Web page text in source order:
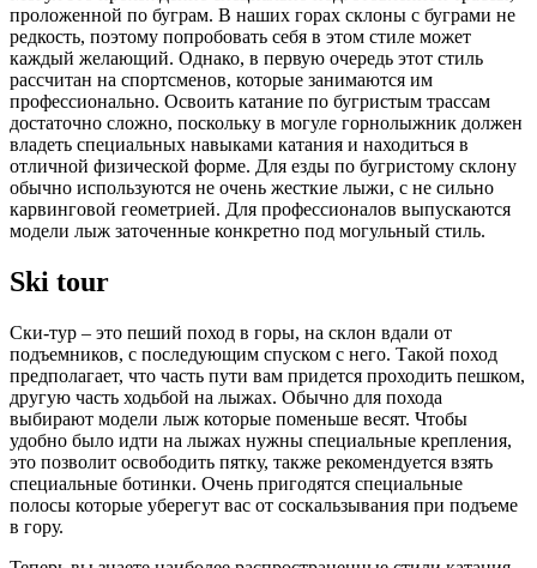
проложенной по буграм. В наших горах склоны с буграми не
редкость, поэтому попробовать себя в этом стиле может
каждый желающий. Однако, в первую очередь этот стиль
рассчитан на спортсменов, которые занимаются им
профессионально. Освоить катание по бугристым трассам
достаточно сложно, поскольку в могуле горнолыжник должен
владеть специальных навыками катания и находиться в
отличной физической форме. Для езды по бугристому склону
обычно используются не очень жесткие лыжи, с не сильно
карвинговой геометрией. Для профессионалов выпускаются
модели лыж заточенные конкретно под могульный стиль.
Ski tour
Ски-тур – это пеший поход в горы, на склон вдали от
подъемников, с последующим спуском с него. Такой поход
предполагает, что часть пути вам придется проходить пешком,
другую часть ходьбой на лыжах. Обычно для похода
выбирают модели лыж которые поменьше весят. Чтобы
удобно было идти на лыжах нужны специальные крепления,
это позволит освободить пятку, также рекомендуется взять
специальные ботинки. Очень пригодятся специальные
полосы которые уберегут вас от соскальзывания при подъеме
в гору.